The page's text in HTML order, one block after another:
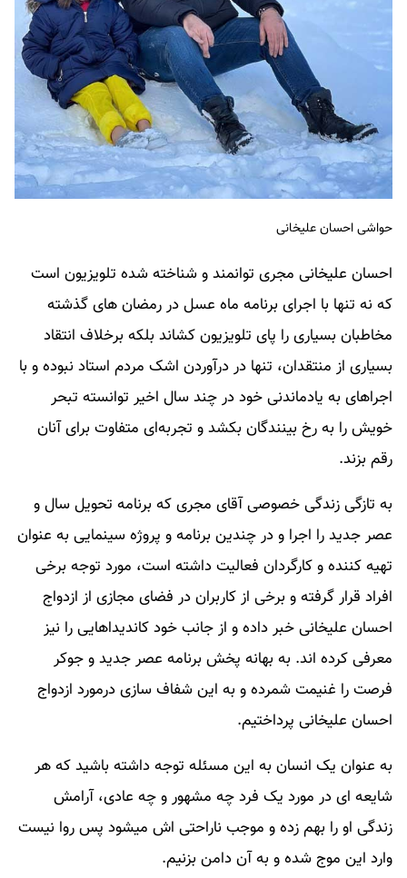
حواشی احسان علیخانی
احسان علیخانی مجری توانمند و شناخته شده تلویزیون است
که نه تنها با اجرای برنامه ماه عسل در رمضان های گذشته
مخاطبان بسیاری را پای تلویزیون کشاند بلکه برخلاف انتقاد
بسیاری از منتقدان، تنها در درآوردن اشک مردم استاد نبوده و با
اجراهای به یادماندنی خود در چند سال اخیر توانسته تبحر
خویش را به رخ بینندگان بکشد و تجربه‌ای متفاوت برای آنان
رقم بزند.
به تازگی زندگی خصوصی آقای مجری که برنامه تحویل سال و
عصر جدید را اجرا و در چندین برنامه و پروژه سینمایی به عنوان
تهیه کننده و کارگردان فعالیت داشته است، مورد توجه برخی
افراد قرار گرفته و برخی از کاربران در فضای مجازی از ازدواج
احسان علیخانی خبر داده و از جانب خود کاندیداهایی را نیز
معرفی کرده اند. به بهانه پخش برنامه عصر جدید و جوکر
فرصت را غنیمت شمرده و به این شفاف سازی درمورد ازدواج
احسان علیخانی پرداختیم.
به عنوان یک انسان به این مسئله توجه داشته باشید که هر
شایعه ای در مورد یک فرد چه مشهور و چه عادی، آرامش
زندگی او را بهم زده و موجب ناراحتی اش میشود پس روا نیست
وارد این موج شده و به آن دامن بزنیم.